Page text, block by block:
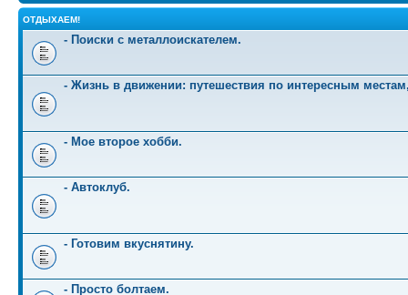
ОТДЫХАЕМ!
- Поиски с металлоискателем.
- Жизнь в движении: путешествия по интересным
- Мое второе хобби.
- Автоклуб.
- Готовим вкуснятину.
- Просто болтаем.